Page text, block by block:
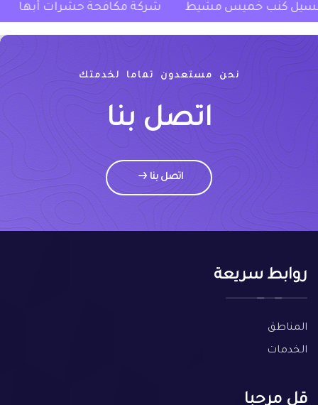
شركة غسيل كنب خميس مشيط شركة مكافحة
نحن مستعدون تماما لخدمتك
اتصل بنا
اتصل بنا
روابط سريعة
المناطق
الخدمات
قل مرحبا